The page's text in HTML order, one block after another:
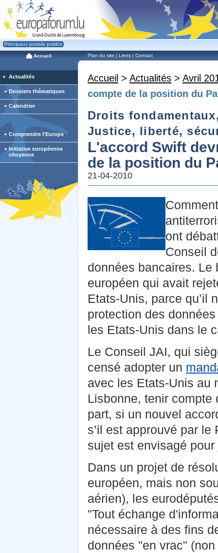
Principaux portails publics
Accueil Plan du site | Liens | Contact
Accueil > Actualités > Avril
compte de la position du
Droits
Justice, liberté,
L'accord Swift
de la position du
21-04-2010
ont
Conseil
données bancaires. Le
européen qui avait
Etats-Unis, parce qu’il
protection des
les Etats-Unis dans le
Le Conseil JAI, qui
censé adopter un
avec les Etats-Unis au
Lisbonne, tenir compte
part, si un nouvel
s’il est approuvé par
sujet est envisagé
Dans un projet de
européen, mais non
aérien), les
"Tout échange
nécessaire à des fins
données "en vrac"
Actualités
Dossiers thématiques
Calendrier
Comprendre l'Europe
Initiative européenne
citoyenne